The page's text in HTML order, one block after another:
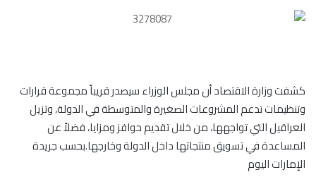
كشفت وزارة الاقتصاد أن مجلس الوزراء سيصدر قريباً مجموعة قرارات
وتنظيمات تدعم المشروعات الصغيرة والمتوسطة في الدولة، وتزيل
العراقيل التي تواجهها، من خلال تقديم حوافز ومزايا، فضلاً عن
المساعدة في تسويق منتجاتها داخل الدولة وخارجها.بحسب جريدة
الإمارات اليوم